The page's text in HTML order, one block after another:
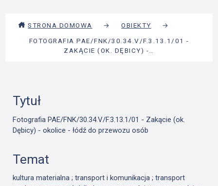
STRONA DOMOWA → OBIEKTY
→
FOTOGRAFIA PAE/FNK/30.34.V/F.3.13.1/01 -
ZAKĄCIE (OK. DĘBICY) -…
Tytuł
Fotografia PAE/FNK/30.34.V/F.3.13.1/01 - Zakącie (ok.
Dębicy) - okolice - łódź do przewozu osób
Temat
kultura materialna ; transport i komunikacja ; transport